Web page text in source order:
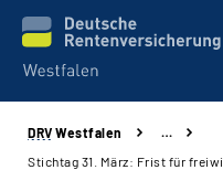
Kontakt und Beratung
DRV Westfalen
…
Stichtag 31. März: Frist für